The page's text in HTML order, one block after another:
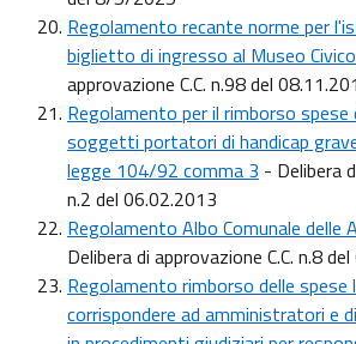
Regolamento recante norme per
biglietto di ingresso al Museo Civico
approvazione C.C. n.98 del
Regolamento per il rimborso spese
soggetti portatori di handicap
legge 104/92 comma 3 - Delibera
n.2 del 06.02.2013
Regolamento Albo Comunale delle
Delibera di approvazione C.C. n.8
Regolamento rimborso delle spese
corrispondere ad amministratori e